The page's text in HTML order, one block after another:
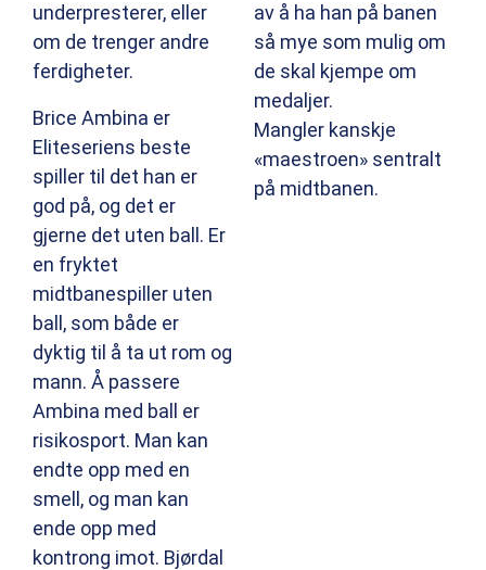
underpresterer, eller
om de trenger andre
ferdigheter.
Brice Ambina er
Eliteseriens beste
spiller til det han er
god på, og det er
gjerne det uten ball. Er
en fryktet
midtbanespiller uten
ball, som både er
dyktig til å ta ut rom og
mann. Å passere
Ambina med ball er
risikosport. Man kan
endte opp med en
smell, og man kan
ende opp med
kontrong imot. Bjørdal
av å ha han på banen
så mye som mulig om
de skal kjempe om
medaljer.
Mangler kanskje
«maestroen» sentralt
på midtbanen.